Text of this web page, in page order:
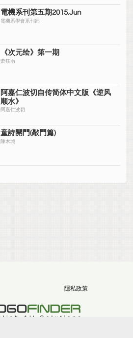
電機系刊第五期2015.Jun
電機系學會系刊部
《次元绘》第一期
萧筱雨
阿嘉仁波切自传简体中文版《逆风
顺水》
阿嘉仁波切
童詩開門(敲門篇)
陳木城
隱私政策